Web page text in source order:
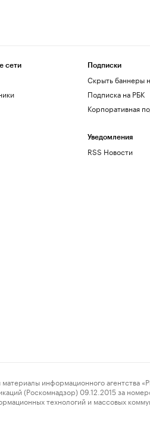
сети Подписки
Скрыть баннеры
Подписка на РБК
Корпоративная
Уведомления
RSS Новости
информационного агентства
(Роскомнадзор) 09.12.2015 за
технологий и массовых